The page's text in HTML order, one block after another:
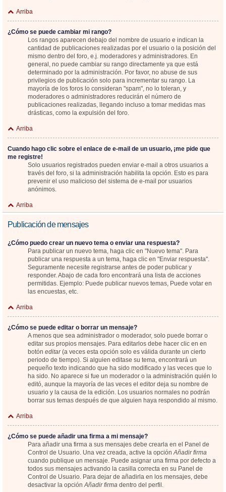
Arriba
¿Cómo se puede cambiar mi rango?
Los rangos aparecen debajo del nombre de usuario e indican la
cantidad de publicaciones realizadas por el usuario o la posición del
mismo dentro del foro, e.j. moderadores y administradores. En
general, no puede cambiar su rango directamente ya que está
determinado por la administración. Por favor, no abuse de sus
privilegios de publicación solo para incrementar su rango. La
mayoría de los foros lo consideran "spam", no lo toleran, y
moderadores o administradores reducirán el número de
publicaciones realizadas, llegando incluso a tomar medidas mas
drásticas, como la expulsión del foro.
Arriba
Cuando hago clic sobre el enlace de e-mail de un usuario, ¡me pide que
me registre!
Solo usuarios registrados pueden enviar e-mail a otros usuarios a
través del foro, si la administración habilita la opción. Esto es para
prevenir el uso malicioso del sistema de e-mail por usuarios
anónimos.
Arriba
Publicación de mensajes
¿Cómo puedo crear un nuevo tema o enviar una respuesta?
Para publicar un nuevo tema, haga clic en "Nuevo tema". Para
publicar una respuesta a un tema, haga clic en "Enviar respuesta".
Seguramente necesite registrarse antes de poder publicar y
responder. Abajo de cada foro encontrará una lista de acciones
permitidas. Ejemplo: Puede publicar nuevos temas, Puede votar en
las encuestas, etc.
Arriba
¿Cómo se puede editar o borrar un mensaje?
A menos que sea administrador o moderador, solo puede borrar o
editar sus propios mensajes. Para editarlos debe hacer clic en en
botón editar(a veces esta opción solo es válida durante un cierto
periodo de tiempo). Si alguien editase su tema, encontrará un
pequeño texto indicando que ha sido modificado y las veces que lo
ha sido. No aparece si fue un moderador o la administración quién lo
editó, aunque la mayoría de las veces el editor deja su nombre de
usuario y la causa de la edición. Los usuarios normales no podrán
borrar sus temas después de que alguien haya respondido al mismo.
Arriba
¿Cómo se puede añadir una firma a mi mensaje?
Para añadir una firma a sus mensajes debe crearla en el Panel de
Control de Usuario. Una vez creada, active la opciónAñadir firma
cuando publique un mensaje. Puede asignar una firma por defecto a
todos sus mensajes activando la casilla correcta en su Panel de
Control de Usuario. Para dejar de añadirla en los mensajes, debe
desactivar la opciónAñadir firma dentro del perfil.